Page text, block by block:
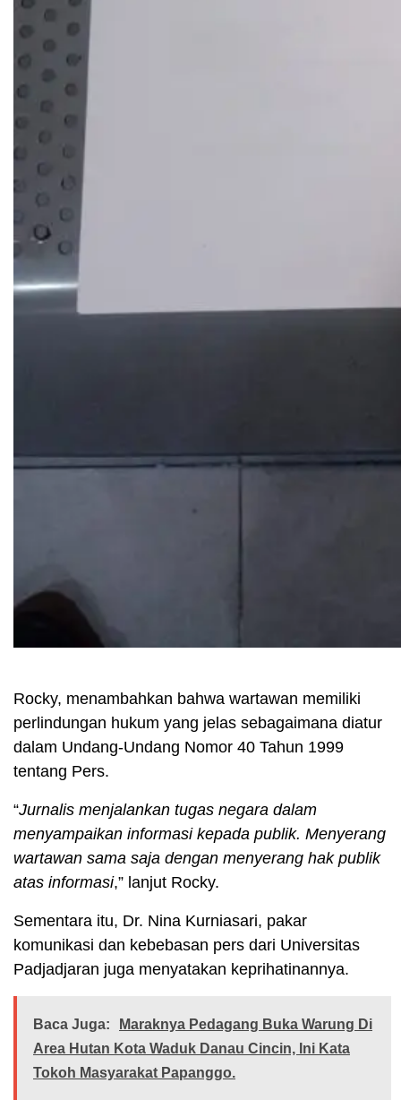
Rocky, menambahkan bahwa wartawan memiliki
perlindungan hukum yang jelas sebagaimana diatur
dalam Undang-Undang Nomor 40 Tahun 1999
tentang Pers.
“Jurnalis menjalankan tugas negara dalam
menyampaikan informasi kepada publik. Menyerang
wartawan sama saja dengan menyerang hak publik
atas informasi,” lanjut Rocky.
Sementara itu, Dr. Nina Kurniasari, pakar
komunikasi dan kebebasan pers dari Universitas
Padjadjaran juga menyatakan keprihatinannya.
Baca Juga:
Maraknya Pedagang Buka Warung Di
Area Hutan Kota Waduk Danau Cincin, Ini Kata
Tokoh Masyarakat Papanggo.